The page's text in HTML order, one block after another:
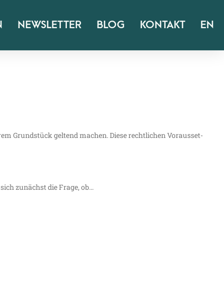
NEWSLETTER BLOG KONTAKT EN
Grund­stück gel­tend machen. Die­se recht­li­chen Vor­aus­set­
zunächst die Fra­ge, ob…